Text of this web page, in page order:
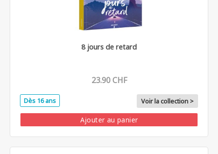
8 jours de retard
23.90 CHF
Dès 16 ans Voir la collection >
Ajouter au panier